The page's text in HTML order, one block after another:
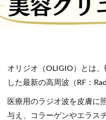
オリジオ（OLIGIO）とは
した最新の高周波（RF：
医療用のラジオ波を皮膚に
与え、コラーゲンやエラス